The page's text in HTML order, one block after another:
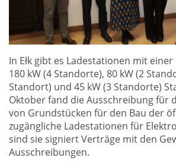
In Ełk gibt es Ladestationen mit
180 kW (4 Standorte), 80 kW (2
Standort) und 45 kW (3 Standorte)
Oktober fand die Ausschreibung für
von Grundstücken für den Bau der
zugängliche Ladestationen für
sind sie signiert Verträge mit den
Ausschreibungen.